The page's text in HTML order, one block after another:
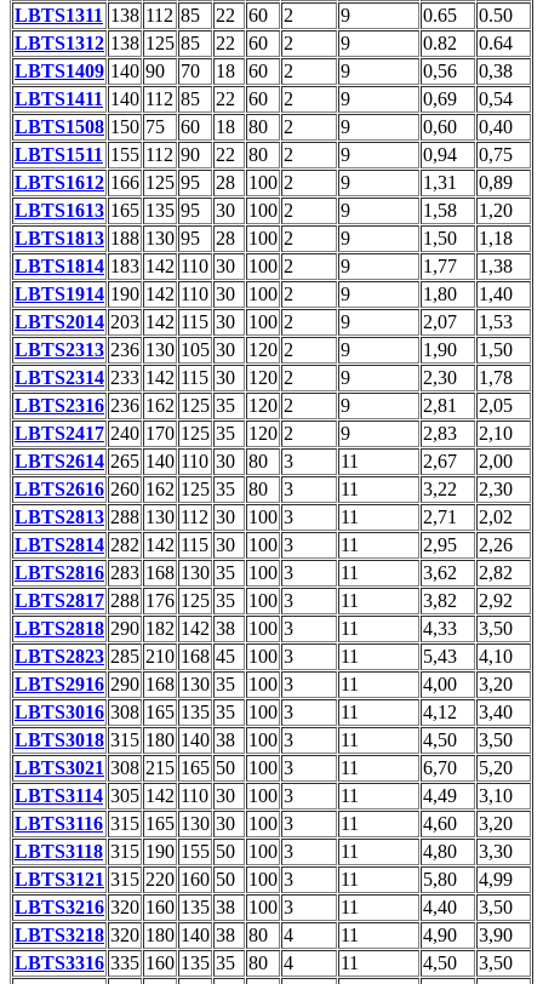
LBTS1311 138 112 85 22 60 2 9 0.65
0.50
LBTS1312 138 125 85 22 60 2 9 0.82
0.64
LBTS1409 140 90 70 18 60 2 9 0,56
0,38
LBTS1411 140 112 85 22 60 2 9 0,69
0,54
LBTS1508 150 75 60 18 80 2 9 0,60
0,40
LBTS1511 155 112 90 22 80 2 9 0,94
0,75
LBTS1612 166 125 95 28 100 2 9 1,31
0,89
LBTS1613 165 135 95 30 100 2 9 1,58
1,20
LBTS1813 188 130 95 28 100 2 9 1,50
1,18
LBTS1814 183 142 110 30 100 2 9 1,77
1,38
LBTS1914 190 142 110 30 100 2 9 1,80
1,40
LBTS2014 203 142 115 30 100 2 9 2,07
1,53
LBTS2313 236 130 105 30 120 2 9 1,90
1,50
LBTS2314 233 142 115 30 120 2 9 2,30
1,78
LBTS2316 236 162 125 35 120 2 9 2,81
2,05
LBTS2417 240 170 125 35 120 2 9 2,83
2,10
LBTS2614 265 140 110 30 80 3 11 2,67
2,00
LBTS2616 260 162 125 35 80 3 11 3,22
2,30
LBTS2813 288 130 112 30 100 3 11 2,71
2,02
LBTS2814 282 142 115 30 100 3 11 2,95
2,26
LBTS2816 283 168 130 35 100 3 11 3,62
2,82
LBTS2817 288 176 125 35 100 3 11 3,82
2,92
LBTS2818 290 182 142 38 100 3 11 4,33
3,50
LBTS2823 285 210 168 45 100 3 11 5,43
4,10
LBTS2916 290 168 130 35 100 3 11 4,00
3,20
LBTS3016 308 165 135 35 100 3 11 4,12
3,40
LBTS3018 315 180 140 38 100 3 11 4,50
3,50
LBTS3021 308 215 165 50 100 3 11 6,70
5,20
LBTS3114 305 142 110 30 100 3 11 4,49
3,10
LBTS3116 315 165 130 30 100 3 11 4,60
3,20
LBTS3118 315 190 155 50 100 3 11 4,80
3,30
LBTS3121 315 220 160 50 100 3 11 5,80
4,99
LBTS3216 320 160 135 38 100 3 11 4,40
3,50
LBTS3218 320 180 140 38 80 4 11 4,90
3,90
LBTS3316 335 160 135 35 80 4 11 4,50
3,50